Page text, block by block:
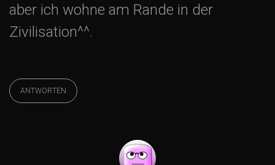
aber ich wohne am Rande in der
Zivilisation^^.
ANTWORTEN